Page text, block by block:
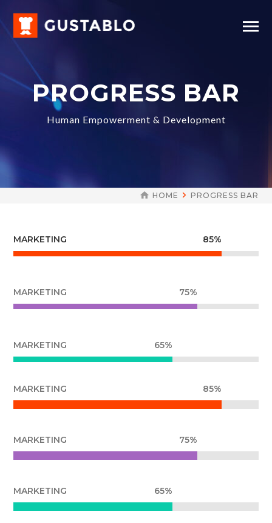
PROGRESS BAR
Human Empowerment & Development
HOME PROGRESS BAR
MARKETING 85%
MARKETING 75%
MARKETING 65%
MARKETING 85%
MARKETING 75%
MARKETING 65%